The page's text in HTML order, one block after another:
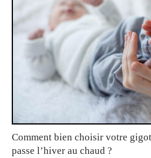
Comment bien choisir votre
passe l’hiver au chaud ?